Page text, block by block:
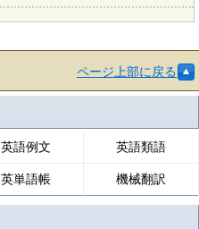
ページ上部に戻る
英語例文 英語類語
英単語帳 機械翻訳